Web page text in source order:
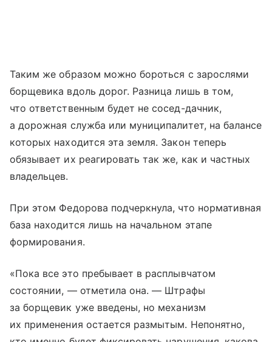
Таким же образом можно бороться с зарослями
борщевика вдоль дорог. Разница лишь в том,
что ответственным будет не сосед-дачник,
а дорожная служба или муниципалитет, на балансе
которых находится эта земля. Закон теперь
обязывает их реагировать так же, как и частных
владельцев.
При этом Федорова подчеркнула, что нормативная
база находится лишь на начальном этапе
формирования.
«Пока все это пребывает в расплывчатом
состоянии, — отметила она. — Штрафы
за борщевик уже введены, но механизм
их применения остается размытым. Непонятно,